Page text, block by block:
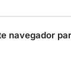
navegador